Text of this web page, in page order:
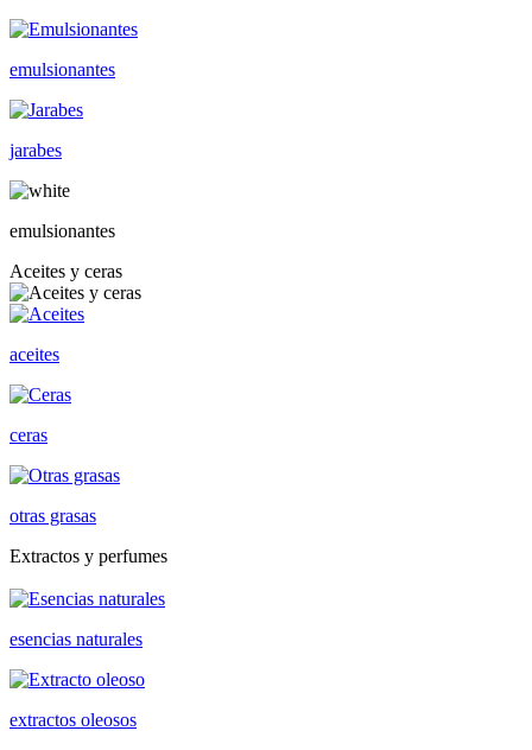
emulsionantes
jarabes
emulsionantes
Aceites y ceras
aceites
ceras
otras grasas
Extractos y perfumes
esencias naturales
extractos oleosos